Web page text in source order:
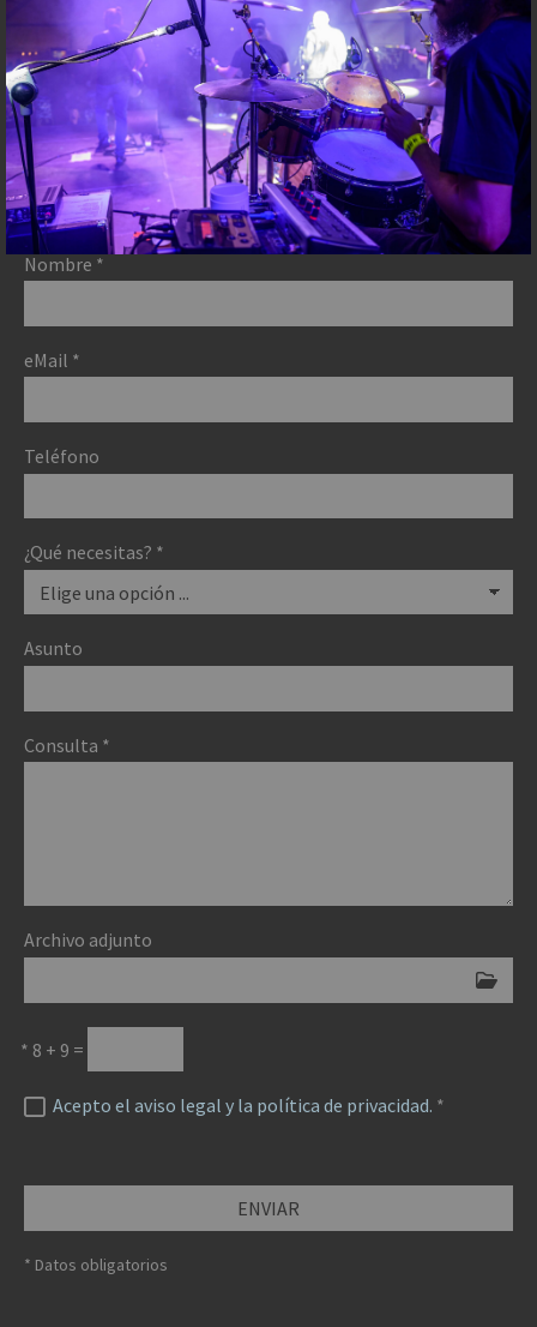
Nombre *
eMail *
Teléfono
¿Qué necesitas? *
Asunto
Consulta *
Archivo adjunto
* 8 + 9 =
Acepto el aviso legal y la política de privacidad. *
ENVIAR
* Datos obligatorios